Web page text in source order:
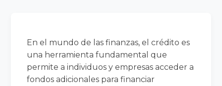
En el mundo de las finanzas, el crédito es
una herramienta fundamental que
permite a individuos y empresas acceder a
fondos adicionales para financiar